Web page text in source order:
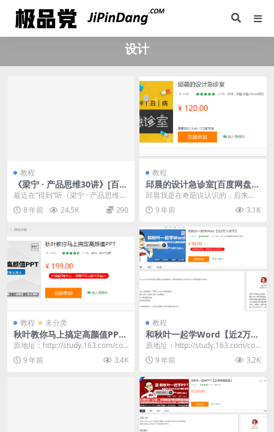
设计
教程
《梁宁 · 产品思维30讲》[百度
网盘下载]
最近在”得到“听《梁宁 · 产品思维30
讲》。这个是2018年“得到”新上线
的课...8 年前 24.5K 290
教程
邱晨的设计急诊室[百度网盘下
载]
邱晨我是在奇葩说认识的，后来才
知道她是一个设计师，外形挺不喜
欢的，但是讲的课可以...
9 年前 3.1K
教程 未分类
秋叶教你马上搞定高颜值PPT
[百度网盘下载]
原地址：http://study.163.com/cou
rse/introduc...
9 年前 3.4K
教程
和秋叶一起学Word【近2万人
学习】[ 百度云盘下载]
原地址：http://study.163.com/cou
rse/introduc...
9 年前 3.2K